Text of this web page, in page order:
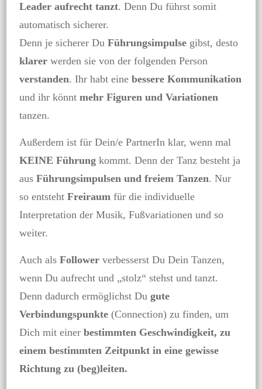
Leader aufrecht tanzt. Denn Du führst somit
automatisch sicherer.
Denn je sicherer DuFührungsimpulse gibst, desto
klarer werden sie von der folgenden Person
verstanden. Ihr habt einebessere Kommunikation
und ihr könntmehr Figuren und Variationen
tanzen.
Außerdem ist für Dein/e PartnerIn klar, wenn mal
KEINE Führung kommt. Denn der Tanz besteht ja
ausFührungsimpulsen und freiem Tanzen. Nur
so entstehtFreiraum für die individuelle
Interpretation der Musik, Fußvariationen und so
weiter.
Auch alsFollower verbesserst Du Dein Tanzen,
wenn Du aufrecht und „stolz“ stehst und tanzt.
Denn dadurch ermöglichst Dugute
Verbindungspunkte (Connection) zu finden, um
Dich mit einerbestimmten Geschwindigkeit, zu
einem bestimmten Zeitpunkt in eine gewisse
Richtung zu (beg)leiten.